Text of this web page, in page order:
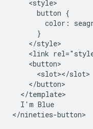
    <style>
      button {
color:
      }
    </style>
<link
    <button>
      <slot></slot>
    </button>
  </template>
  I'm Blue